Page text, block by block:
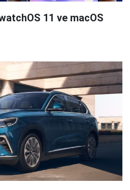
11 ve macOS